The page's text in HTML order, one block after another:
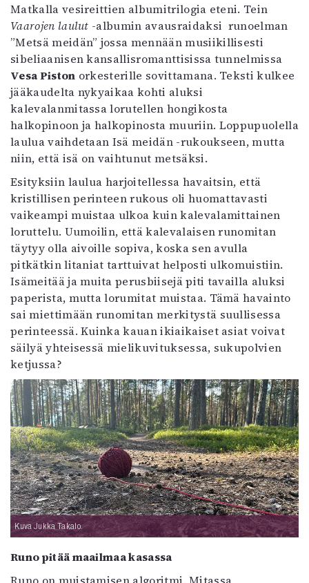
Matkalla vesireittien albumitrilogia eteni. Tein
Vaarojen laulut -albumin avausraidaksi runoelman
”Metsä meidän” jossa mennään musiikillisesti
sibeliaanisen kansallisromanttisissa tunnelmissa
Vesa Piston orkesterille sovittamana. Teksti kulkee
jääkaudelta nykyaikaa kohti aluksi
kalevalanmitassa lorutellen hongikosta
halkopinoon ja halkopinosta muuriin. Loppupuolella
laulua vaihdetaan Isä meidän -rukoukseen, mutta
niin, että isä on vaihtunut metsäksi.
Esityksiin laulua harjoitellessa havaitsin, että
kristillisen perinteen rukous oli huomattavasti
vaikeampi muistaa ulkoa kuin kalevalamittainen
loruttelu. Uumoilin, että kalevalaisen runomitan
täytyy olla aivoille sopiva, koska sen avulla
pitkätkin litaniat tarttuivat helposti ulkomuistiin.
Isämeitää ja muita perusbiisejä piti tavailla aluksi
paperista, mutta lorumitat muistaa. Tämä havainto
sai miettimään runomitan merkitystä suullisessa
perinteessä. Kuinka kauan ikiaikaiset asiat voivat
säilyä yhteisessä mielikuvituksessa, sukupolvien
ketjussa?
Kuva Jukka Takalo.
Runo pitää maailmaa kasassa